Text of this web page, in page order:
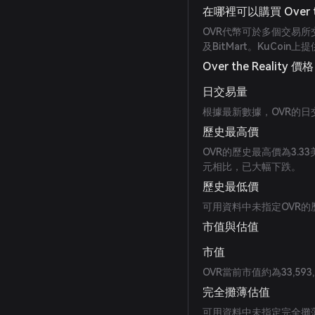
在哪裡可以購買
OVR代幣可於多個交易
及BitMart。KuCoin上提
Over the Reality 價格
日交易量
根據最新數據，OVR的
歷史最高價
OVR的歷史最高價為
元相比，已大幅下跌。
歷史最低價
可用資料中未指定OVR的
市值與估值
市值
OVR當前市值約為
完全攤薄估值
可用資料中未指定完全攤